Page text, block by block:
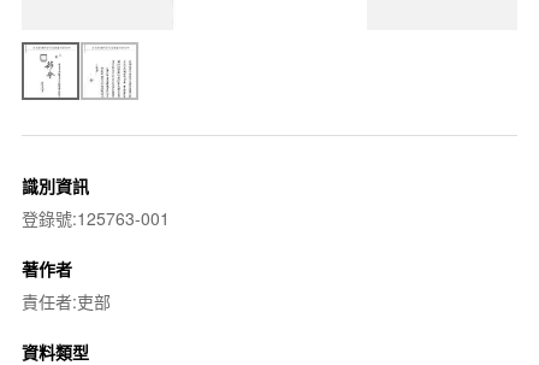
識別資訊
登錄號:125763-001
著作者
責任者:吏部
資料類型